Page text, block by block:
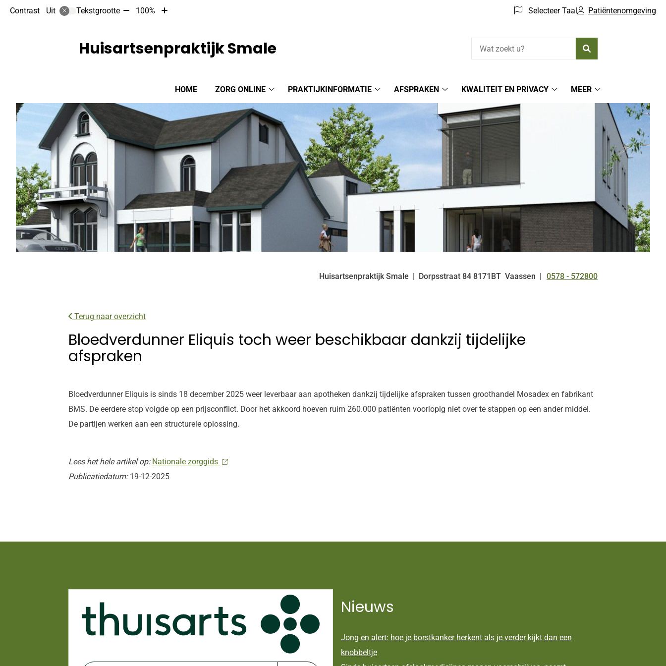
Contrast Uit Tekstgrootte Tekst
10%
100%
Tekst
Selecteer Taal Patiëntenomgeving
HOME
ZORG ONLINE
submenu
PRAKTIJKINFORMATIE
AFSPRAKEN
submenu
KWALITEIT EN PRIVACY
MEER
submenu
Huisartsenpraktijk Smale
Huisartsenpraktijk Smale Dorpsstraat 84 8171BT Vaassen Tel:
0578 - 572800
Terug naar overzicht
Bloedverdunner Eliquis toch weer beschikbaar dankzij tijdelijke
afspraken
Bloedverdunner Eliquis is sinds 18 december 2025 weer leverbaar aan apotheken dankzij tijdelijke afspraken tussen groothandel Mosadex en fabrikant
BMS. De eerdere stop volgde op een prijsconflict. Door het akkoord hoeven ruim 260.000 patiënten voorlopig niet over te stappen op een ander middel.
De partijen werken aan een structurele oplossing.
Lees het hele artikel op: Nationale zorggids
Publicatiedatum: 19-12-2025
Nieuws
Jong en alert: hoe je borstkanker herkent als je verder kijkt dan een
knobbeltje